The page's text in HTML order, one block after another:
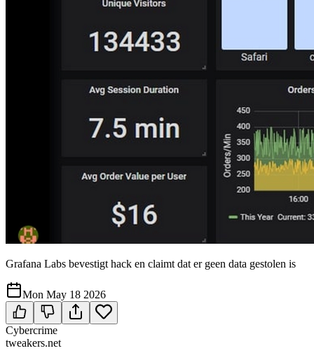
Grafana Labs bevestigt hack en claimt dat er geen data gestolen is
Mon May 18 2026
Cybercrime
tweakers.net